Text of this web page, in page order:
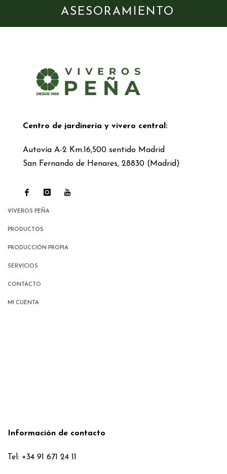
ASESORAMIENTO
Centro de jardinería y vivero central:
Autovía A-2 Km.16,500 sentido Madrid
San Fernando de Henares, 28830 (Madrid)
VIVEROS PEÑA
PRODUCTOS
PRODUCCIÓN PROPIA
SERVICIOS
CONTACTO
MI CUENTA
Información de contacto
Tel: +34 91 671 24 11